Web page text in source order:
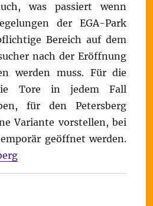
was passiert wenn
der EGA-Park
Bereich auf dem
nach der Eröffnung
werden muss. Für die
Tore in jedem Fall
für den Petersberg
Variante vorstellen, bei
geöffnet werden.